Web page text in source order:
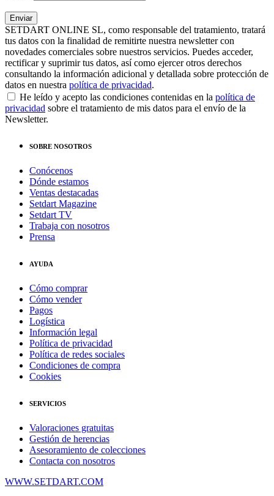
SETDART ONLINE SL, como responsable del tratamiento, tratará
tus datos con la finalidad de remitirte nuestra newsletter con
novedades comerciales sobre nuestros servicios. Puedes acceder,
rectificar y suprimir tus datos, así como ejercer otros derechos
consultando la información adicional y detallada sobre protección de
datos en nuestra política de privacidad.
He leído y acepto las condiciones contenidas en la política de
privacidad sobre el tratamiento de mis datos para el envío de la
Newsletter.
SOBRE NOSOTROS
Conócenos
Dónde estamos
Ventas destacadas
Setdart Magazine
Setdart TV
Trabaja con nosotros
Prensa
AYUDA
Cómo comprar
Cómo vender
Pagos
Logística
Información legal
Política de privacidad
Política de redes sociales
Condiciones de compra
Cookies
SERVICIOS
Valoraciones gratuitas
Gestión de herencias
Asesoramiento de colecciones
Contacta con nosotros
WWW.SETDART.COM